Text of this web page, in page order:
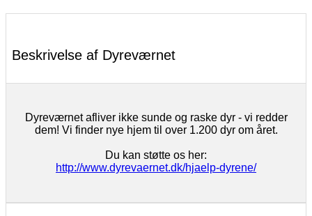
Beskrivelse af Dyreværnet
Dyreværnet afliver ikke sunde og raske dyr - vi redder
dem! Vi finder nye hjem til over 1.200 dyr om året.
Du kan støtte os her:
http://www.dyrevaernet.dk/hjaelp-dyrene/